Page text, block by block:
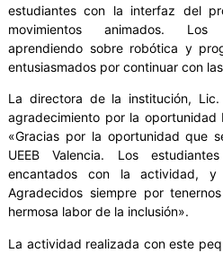
estudiantes con la interfaz del
movimientos animados. Los
aprendiendo sobre robótica y
entusiasmados por continuar con
La directora de la institución,
agradecimiento por la oportunidad
«Gracias por la oportunidad que
UEEB Valencia. Los
encantados con la actividad,
Agradecidos siempre por
hermosa labor de la inclusión».
La actividad realizada con este